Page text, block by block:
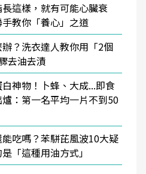
長這樣，就有可能心臟衰
教你「養心」之道
？洗衣達人教你用「2個
去油去漬
神物！卜蜂、大成...即食
：第一名平均一片不到50
吃嗎？苯駢芘風波10大疑
「這種用油方式」